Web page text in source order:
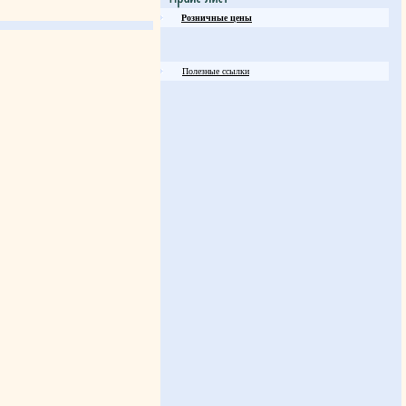
Розничные цены
Полезные ссылки